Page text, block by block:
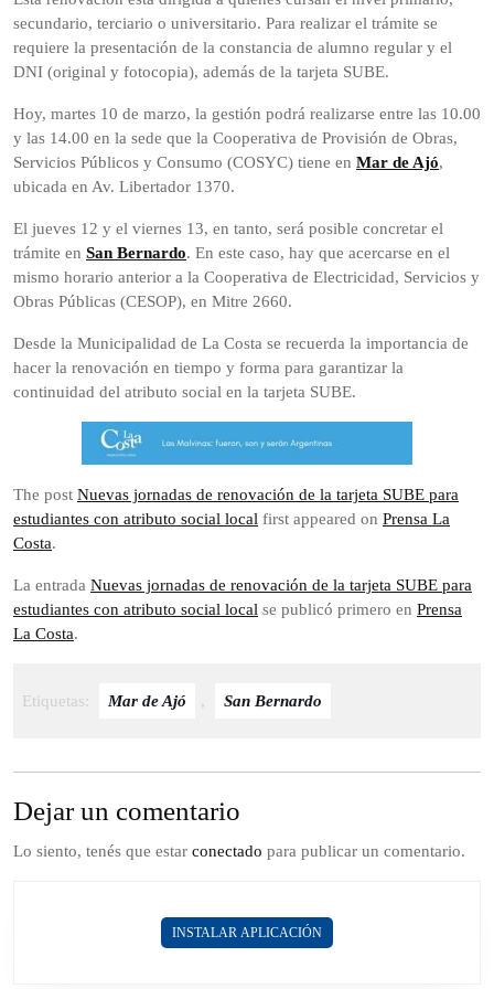
secundario, terciario o universitario. Para realizar el trámite se
requiere la presentación de la constancia de alumno regular y el
DNI (original y fotocopia), además de la tarjeta SUBE.
Hoy, martes 10 de marzo, la gestión podrá realizarse entre las 10.00
y las 14.00 en la sede que la Cooperativa de Provisión de Obras,
Servicios Públicos y Consumo (COSYC) tiene en Mar de Ajó,
ubicada en Av. Libertador 1370.
El jueves 12 y el viernes 13, en tanto, será posible concretar el
trámite en San Bernardo. En este caso, hay que acercarse en el
mismo horario anterior a la Cooperativa de Electricidad, Servicios y
Obras Públicas (CESOP), en Mitre 2660.
Desde la Municipalidad de La Costa se recuerda la importancia de
hacer la renovación en tiempo y forma para garantizar la
continuidad del atributo social en la tarjeta SUBE.
The post Nuevas jornadas de renovación de la tarjeta SUBE para
estudiantes con atributo social local first appeared on Prensa La
Costa.
La entrada Nuevas jornadas de renovación de la tarjeta SUBE para
estudiantes con atributo social local se publicó primero en Prensa
La Costa.
Etiquetas: Mar de Ajó , San Bernardo
Dejar un comentario
Lo siento, tenés que estar conectado para publicar un comentario.
INSTALAR APLICACIÓN